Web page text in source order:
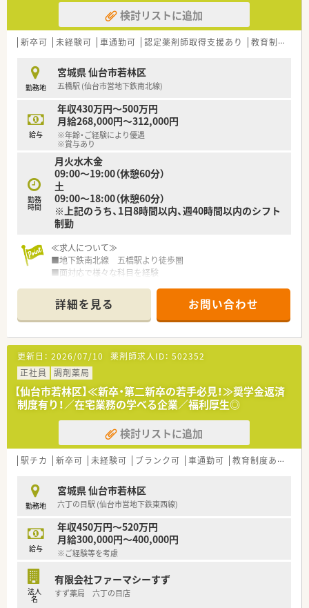
可能♪
検討リストに追加
新卒可 未経験可 車通勤可 認定薬剤師取得支援あり 教育制度あり
勤務地
宮城県 仙台市若林区
五橋駅 (仙台市営地下鉄南北線)
給与
年収430万円～500万円
月給268,000円～312,000円
※年齢・ご経験により優遇
※賞与あり
勤務
時間
月火水木金
09:00～19:00（休憩60分）
土
09:00～18:00（休憩60分）
※上記のうち、1日8時間以内、週40時間以内のシフト
制勤
≪求人について≫
■地下鉄南北線 五橋駅より徒歩圏
■面対応で様々な科目を経験
■週休2日でメリハリのある働き方
■仙台駅近隣の店舗へヘルプ対応が可能な方歓迎♪
≪薬局について≫
◎平日は19:00まで営業と比較的遅めですが、シフト制で対応し
ております！
◎門前を持たない店舗のため、様々な医療機関からの処方箋をご
経験いただけます♪
◎店内は広く薬店のような雰囲気。健康相談や飲み合わせなど
のご相談も受けております！
■□■企業について■□■
仙台市内に本社を置き、宮城県を中心に他東北エリアにも店舗展
開されている地場の調剤薬局です。
徴です。
他の方と協力して業務に取組める方歓迎です！
詳細を見る お問い合わせ
更新日： 2026/07/10 薬剤師求人ID： 502352
正社員
調剤薬局
【仙台市若林区】≪新卒・第二新卒の若手必見！≫奨学金返済
制度有り！／在宅業務の学べる企業／福利厚生◎
検討リストに追加
駅チカ 新卒可 未経験可 ブランク可 車通勤可 教育制度あり
勤務地
宮城県 仙台市若林区
六丁の目駅 (仙台市営地下鉄東西線)
給与
年収450万円～520万円
月給300,000円～400,000円
※ご経験等を考慮
法人
名
有限会社ファーマシーすず
すず薬局 六丁の目店